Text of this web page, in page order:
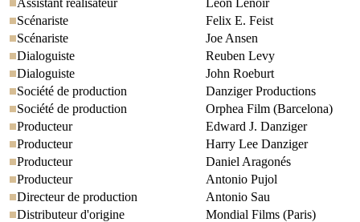
Scénariste
Felix E. Feist
Scénariste
Joe Ansen
Dialoguiste
Reuben Levy
Dialoguiste
John Roeburt
Société de production
Danziger Productions
Société de production
Orphea Film (Barcelona)
Producteur
Edward J. Danziger
Producteur
Harry Lee Danziger
Producteur
Daniel Aragonés
Producteur
Antonio Pujol
Directeur de production
Antonio Sau
Distributeur d'origine
Mondial Films (Paris)